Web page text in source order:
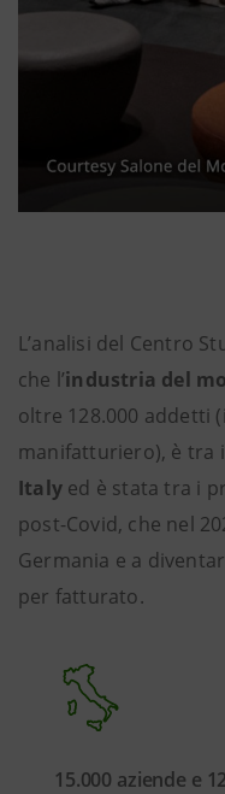
L’analisi del Centro
che l’industria del
oltre 128.000 addetti
manifatturiero), è tra
Italy ed è stata tra i
post-Covid, che nel
Germania e a
per fatturato.
15.000 aziende e